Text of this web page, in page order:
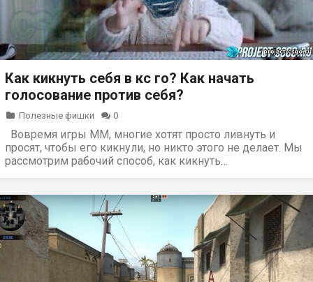
Как кикнуть себя в кс го? Как начать
голосование против себя?
Полезные фишки 0
Вовремя игры ММ, многие хотят просто ливнуть и
просят, чтобы его кикнули, но никто этого не делает. Мы
рассмотрим рабочий способ, как кикнуть…